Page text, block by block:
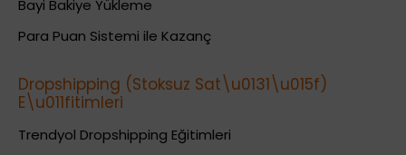
Bayi Bakiye Yükleme
Para Puan Sistemi ile Kazanç
Dropshipping (Stoksuz Sat\u0131\u015f)
E\u011fitimleri
Trendyol Dropshipping Eğitimleri